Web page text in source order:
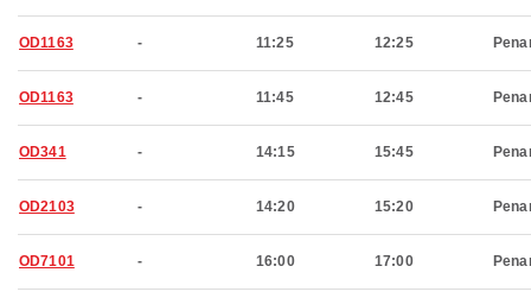
OD1163 - 11:25 12:25
OD1163 - 11:45 12:45
OD341 - 14:15 15:45
OD2103 - 14:20 15:20
OD7101 - 16:00 17:00